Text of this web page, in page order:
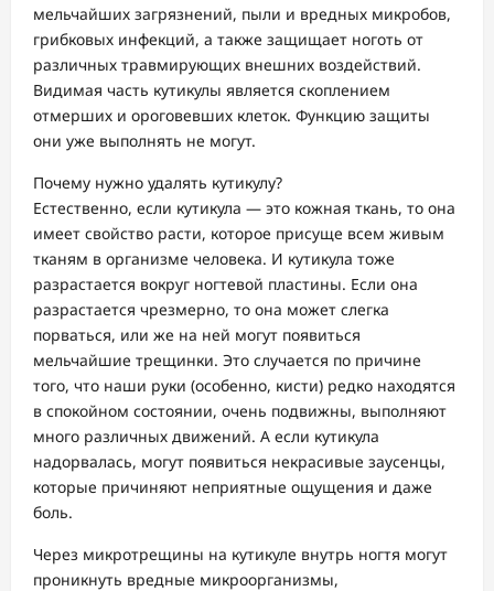
мельчайших загрязнений, пыли и вредных микробов,
грибковых инфекций, а также защищает ноготь от
различных травмирующих внешних воздействий.
Видимая часть кутикулы является скоплением
отмерших и ороговевших клеток. Функцию защиты
они уже выполнять не могут.
Почему нужно удалять кутикулу?
Естественно, если кутикула — это кожная ткань, то она
имеет свойство расти, которое присуще всем живым
тканям в организме человека. И кутикула тоже
разрастается вокруг ногтевой пластины. Если она
разрастается чрезмерно, то она может слегка
порваться, или же на ней могут появиться
мельчайшие трещинки. Это случается по причине
того, что наши руки (особенно, кисти) редко находятся
в спокойном состоянии, очень подвижны, выполняют
много различных движений. А если кутикула
надорвалась, могут появиться некрасивые заусенцы,
которые причиняют неприятные ощущения и даже
боль.
Через микротрещины на кутикуле внутрь ногтя могут
проникнуть вредные микроорганизмы,